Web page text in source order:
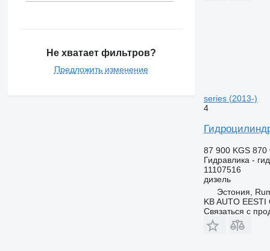
Не хватает фильтров?
Предложить изменение
series (2013-)
4
87 900 KGS 870
Гидравлика -
11107516
дизель
Эстония,
KB AUTO EESTI
Связаться с